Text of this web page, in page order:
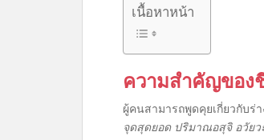
เนื้อหาหน้า
ความสำคัญของ
ผู้คนสามารถพูดคุยเกี่ยวกับร่า
จุดสุดยอด ปริมาณอสุจิ อวัยว